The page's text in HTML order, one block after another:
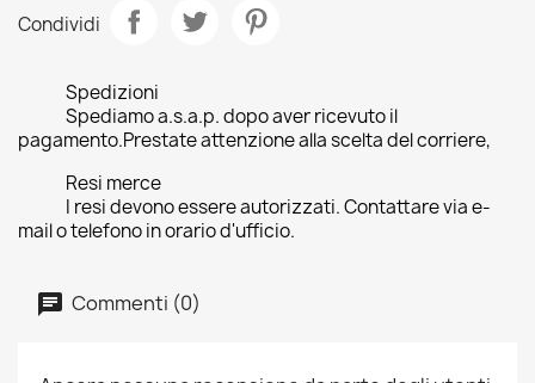
Condividi
Spedizioni
Spediamo a.s.a.p. dopo aver ricevuto il
pagamento.Prestate attenzione alla scelta del corriere,
Resi merce
I resi devono essere autorizzati. Contattare via e-
mail o telefono in orario d'ufficio.
Commenti (0)